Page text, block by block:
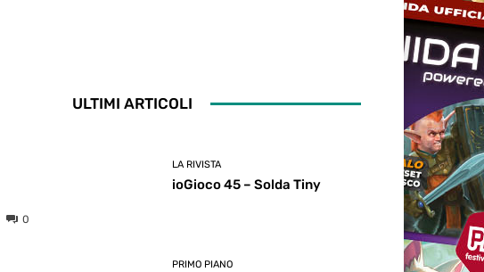
0
ULTIMI ARTICOLI
LA RIVISTA
ioGioco 45 – Solda Tiny
PRIMO PIANO